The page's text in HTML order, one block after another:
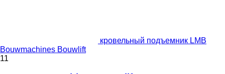
кровельный подъемник LMB
Bouwmachines Bouwlift
11